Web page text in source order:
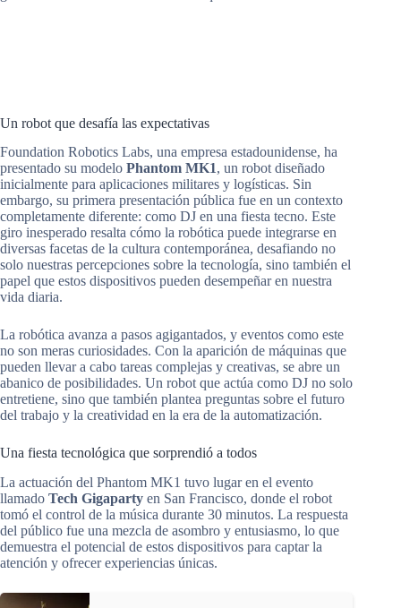
Un robot que desafía las expectativas
Foundation Robotics Labs, una empresa estadounidense, ha
presentado su modelo Phantom MK1, un robot diseñado
inicialmente para aplicaciones militares y logísticas. Sin
embargo, su primera presentación pública fue en un contexto
completamente diferente: como DJ en una fiesta tecno. Este
giro inesperado resalta cómo la robótica puede integrarse en
diversas facetas de la cultura contemporánea, desafiando no
solo nuestras percepciones sobre la tecnología, sino también el
papel que estos dispositivos pueden desempeñar en nuestra
vida diaria.
La robótica avanza a pasos agigantados, y eventos como este
no son meras curiosidades. Con la aparición de máquinas que
pueden llevar a cabo tareas complejas y creativas, se abre un
abanico de posibilidades. Un robot que actúa como DJ no solo
entretiene, sino que también plantea preguntas sobre el futuro
del trabajo y la creatividad en la era de la automatización.
Una fiesta tecnológica que sorprendió a todos
La actuación del Phantom MK1 tuvo lugar en el evento
llamado Tech Gigaparty en San Francisco, donde el robot
tomó el control de la música durante 30 minutos. La respuesta
del público fue una mezcla de asombro y entusiasmo, lo que
demuestra el potencial de estos dispositivos para captar la
atención y ofrecer experiencias únicas.